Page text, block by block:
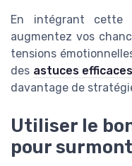
En intégrant cette
augmentez vos
tensions
des astuces
davantage de
Utiliser le
pour